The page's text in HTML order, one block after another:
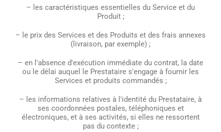
– les caractéristiques essentielles du Service et du
Produit ;
– le prix des Services et des Produits et des frais annexes
(livraison, par exemple) ;
– en l'absence d'exécution immédiate du contrat, la date
ou le délai auquel le Prestataire s'engage à fournir les
Services et produits commandés ;
– les informations relatives à l'identité du Prestataire, à
ses coordonnées postales, téléphoniques et
électroniques, et à ses activités, si elles ne ressortent
pas du contexte ;